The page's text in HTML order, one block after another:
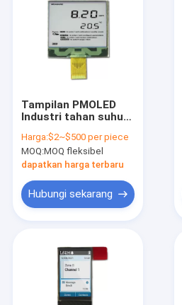
Tampilan PMOLED
Industri tahan suhu
Antarmuka I2C
Harga:$2~$500 per piece
MOQ:MOQ fleksibel
dapatkan harga terbaru
Hubungi sekarang